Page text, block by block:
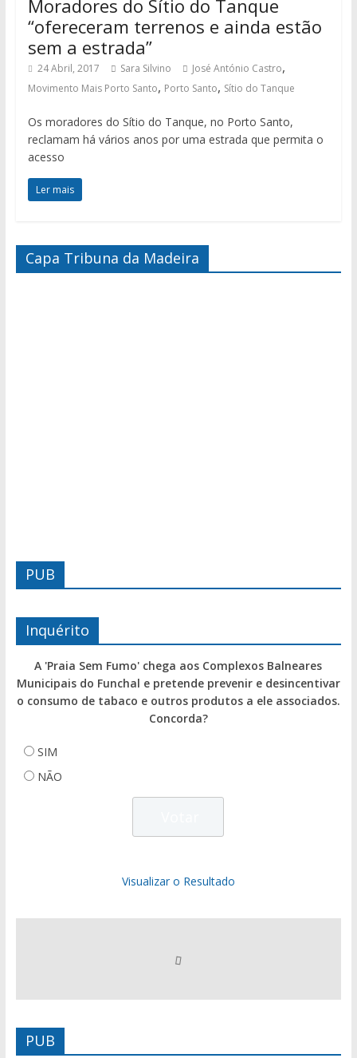
Moradores do Sítio do Tanque
“ofereceram terrenos e ainda estão
sem a estrada”
24 Abril, 2017 Sara Silvino José António Castro,
Movimento Mais Porto Santo, Porto Santo, Sítio do Tanque
Os moradores do Sítio do Tanque, no Porto Santo,
reclamam há vários anos por uma estrada que permita o
acesso
Ler mais
Capa Tribuna da Madeira
PUB
Inquérito
A 'Praia Sem Fumo' chega aos Complexos Balneares
Municipais do Funchal e pretende prevenir e desincentivar
o consumo de tabaco e outros produtos a ele associados.
Concorda?
SIM
NÃO
Visualizar o Resultado
PUB